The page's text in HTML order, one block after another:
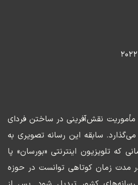
مأموریت نقش‌آفرینی در ساختن فردای
سابقه این رسانه تصویری به
زمانی که تلویزیون اینترنتی «بورسان» پا
مدت زمان کوتاهی توانست در حوزه